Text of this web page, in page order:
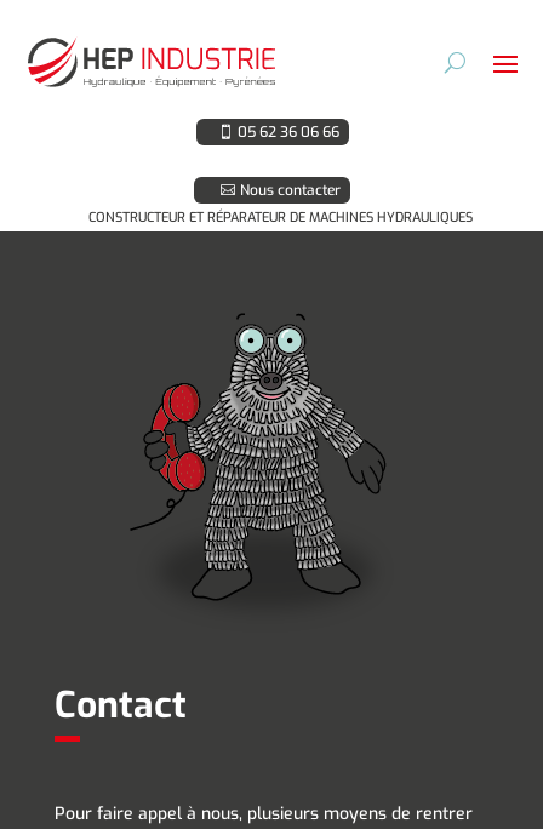
05 62 36 06 66
Nous contacter
CONSTRUCTEUR ET RÉPARATEUR DE MACHINES HYDRAULIQUES
Contact
Pour faire appel à nous, plusieurs moyens de rentrer